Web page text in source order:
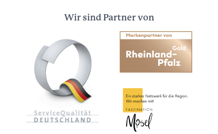
Wir sind Partner von